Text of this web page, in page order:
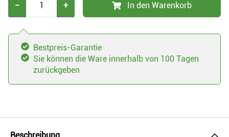
− + In den Warenkorb
Bestpreis-Garantie
Sie können die Ware innerhalb von 100 Tagen
zurückgeben